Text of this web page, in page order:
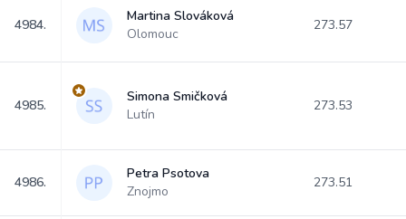
4984.
Martina Slováková
Olomouc
273.57
4985.
Simona Smičková
Lutín
273.53
4986.
Petra Psotova
Znojmo
273.51